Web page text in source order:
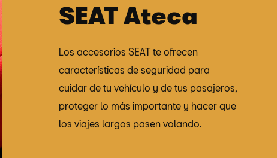
SEAT Ateca
Los accesorios SEAT te ofrecen
características de seguridad para
cuidar de tu vehículo y de tus pasajeros,
proteger lo más importante y hacer que
los viajes largos pasen volando.